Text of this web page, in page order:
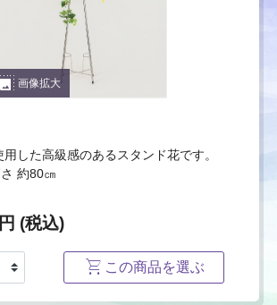
photo_size_select_large 画像拡大
した高級感のあるスタンド花です。
約80㎝
円 (税込)
この商品を選ぶ